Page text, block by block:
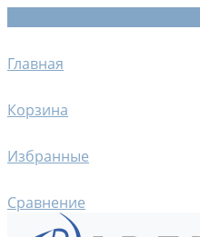
Главная
Корзина
Избранные
Сравнение